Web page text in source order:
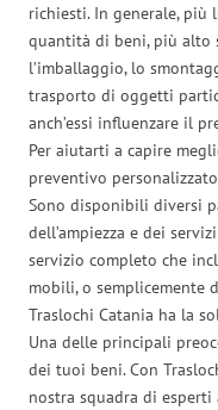
richiesti. In generale, più
quantità di beni, più alto
l’imballaggio, lo
trasporto di oggetti
anch’essi influenzare il
Per aiutarti a capire
preventivo
Sono disponibili diversi
dell’ampiezza e dei
servizio completo che
mobili, o semplicemente
Traslochi Catania ha la
Una delle principali
dei tuoi beni. Con
nostra squadra di